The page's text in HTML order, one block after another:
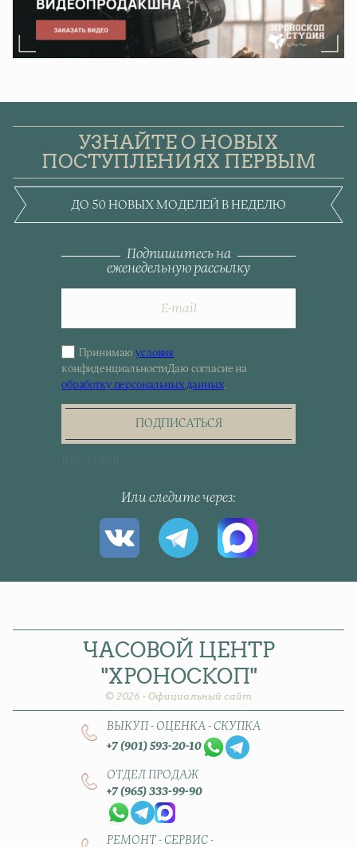
УЗНАЙТЕ О НОВЫХ
ПОСТУПЛЕНИЯХ ПЕРВЫМ
ДО 50 НОВЫХ МОДЕЛЕЙ В НЕДЕЛЮ
Подпишитесь на
еженедельную рассылку
Sign
up
for
the
Принимаюусловия
конфиденциальностиДаю согласие на
обработку персональных данных.
ПОДПИСАТЬСЯ
Или следите через
ЧАСОВОЙ ЦЕНТР
"ХРОНОСКОП"
© 2026 - Официальный сайт
ВЫКУП - ОЦЕНКА - СКУПКА
+7 (901) 593-20-10
ОТДЕЛ ПРОДАЖ
+7 (965) 333-99-90
РЕМОНТ - СЕРВИС -